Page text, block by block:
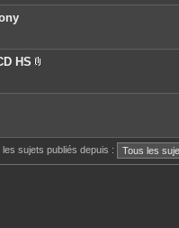
HS
è
j
o
n
les sujets publiés depuis :